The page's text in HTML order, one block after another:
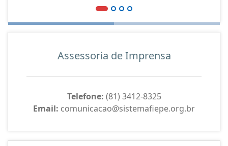
Assessoria de Imprensa
Telefone: (81) 3412-8325
Email: comunicacao@sistemafiepe.org.br